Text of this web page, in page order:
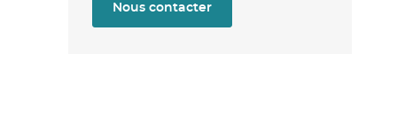
Nous contacter